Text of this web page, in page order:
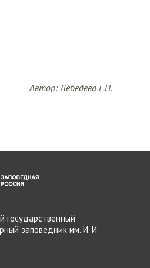
Автор: Лебедева Г.П.
государственный
заповедник им. И. И.